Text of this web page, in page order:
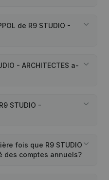
de R9 STUDIO -
- ARCHITECTES a-
STUDIO -
fois que R9 STUDIO
des comptes annuels?